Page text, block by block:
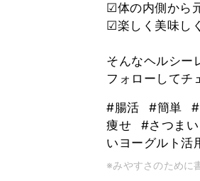
☑︎体の内側から
☑︎楽しく美味し
そんなヘルシー
フォローして
#腸活 #簡単
痩せ
#さつまい
いヨーグルト活
※みやすさのために